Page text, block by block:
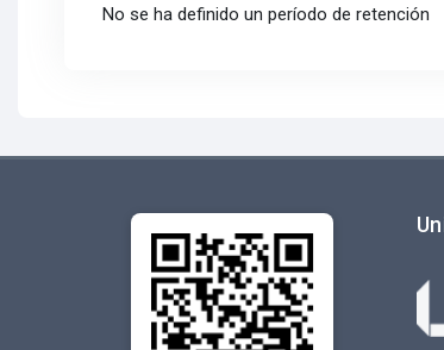
No se ha definido un período de retención